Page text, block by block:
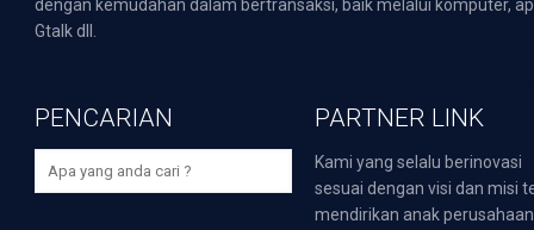
dengan kemudahan dalam bertransaksi, baik melalui komputer,
Gtalk dll.
PENCARIAN PARTNER LINK
Kami yang selalu berinovasi
sesuai dengan visi dan misi
mendirikan anak perusahaan